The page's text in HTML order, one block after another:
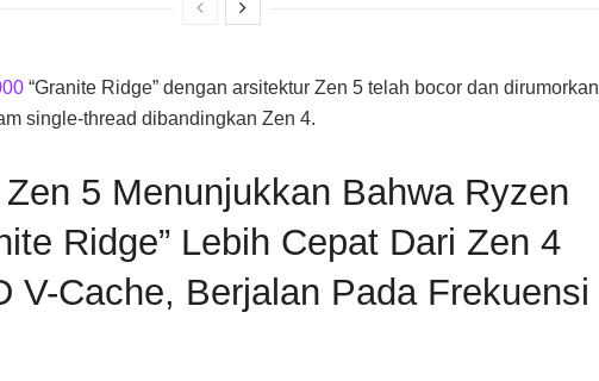
“Granite Ridge” dengan arsitektur Zen 5 telah bocor dan dirumorkan
single-thread dibandingkan Zen 4.
5 Menunjukkan Bahwa Ryzen
Ridge” Lebih Cepat Dari Zen 4
V-Cache, Berjalan Pada Frekuensi